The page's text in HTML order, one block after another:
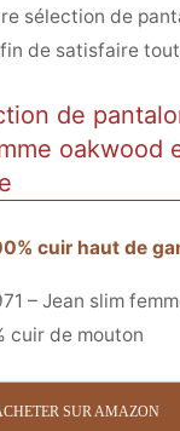
sélection de
de satisfaire
de
oakwood
– Jean slim
cuir de mouton
SUR AMAZON